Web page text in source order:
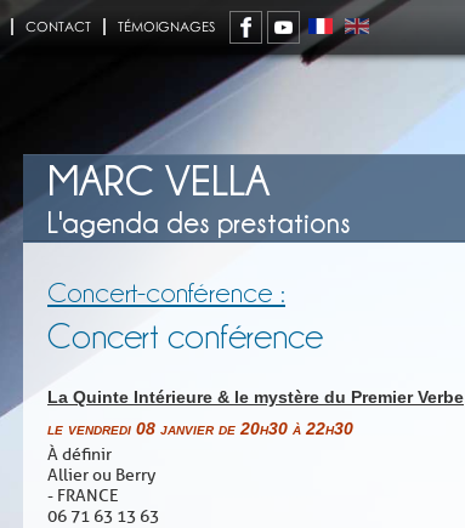
MARC VELLA
L'agenda des prestations
Concert-conférence :
Concert conférence
La Quinte Intérieure & le mystère du Premier Verbe
le vendredi 08 janvier de 20h30 à 22h30
À définir
Allier ou Berry
- FRANCE
06 71 63 13 63
CONTACT TÉMOIGNAGES